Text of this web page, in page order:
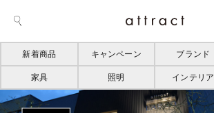
新着商品 キャンペーン ブランド
家具 照明 インテリア